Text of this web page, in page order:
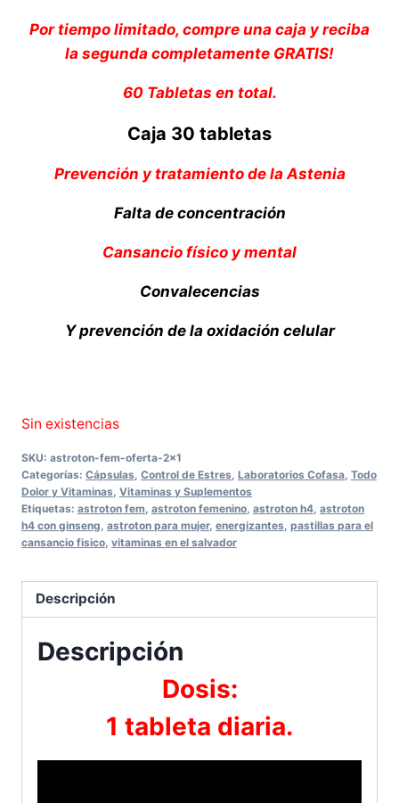
Por tiempo limitado, compre una caja y reciba
la segunda completamente GRATIS!
60 Tabletas en total.
Caja 30 tabletas
Prevención y tratamiento de la Astenia
Falta de concentración
Cansancio físico y mental
Convalecencias
Y prevención de la oxidación celular
Sin existencias
SKU: astroton-fem-oferta-2x1
Categorías: Cápsulas Control de Estres Laboratorios Cofasa Todo
Dolor y Vitaminas Vitaminas y Suplementos
Etiquetas: astroton fem astroton femenino astroton h4 astroton
h4 con ginseng astroton para mujer, energizantes pastillas para el
cansancio fisico vitaminas en el salvador
Descripción
Descripción
Dosis:
1 tableta diaria.